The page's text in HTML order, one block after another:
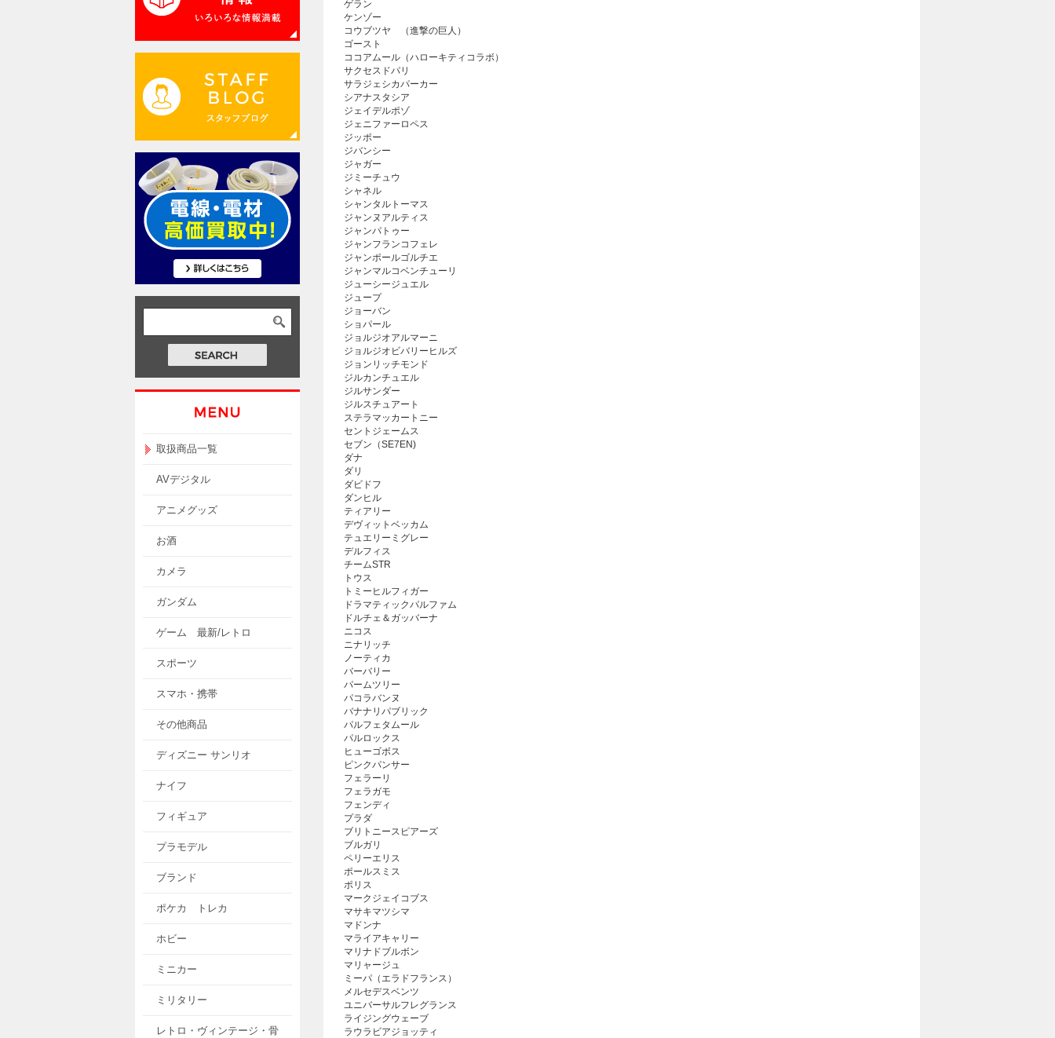
ゲラン
ケンゾー
コウブツヤ （進撃の巨人）
ゴースト
ココアムール（ハローキティコラボ）
サクセスドパリ
サラジェシカパーカー
シアナスタシア
ジェイデルポゾ
ジェニファーロペス
ジッポー
ジバンシー
ジャガー
ジミーチュウ
シャネル
シャンタルトーマス
ジャンヌアルティス
ジャンパトゥー
ジャンフランコフェレ
ジャンポールゴルチエ
ジャンマルコベンチューリ
ジューシージュエル
ジュープ
ジョーバン
ショパール
ジョルジオアルマーニ
ジョルジオビバリーヒルズ
ジョンリッチモンド
ジルカンチュエル
ジルサンダー
ジルスチュアート
ステラマッカートニー
セントジェームス
セブン（SE7EN)
ダナ
ダリ
ダビドフ
ダンヒル
ティアリー
デヴィットベッカム
テュエリーミグレー
デルフィス
チームSTR
トウス
トミーヒルフィガー
ドラマティックパルファム
ドルチェ＆ガッバーナ
ニコス
ニナリッチ
ノーティカ
バーバリー
パームツリー
パコラバンヌ
バナナリパブリック
パルフェタムール
パルロックス
ヒューゴボス
ピンクパンサー
フェラーリ
フェラガモ
フェンディ
プラダ
ブリトニースピアーズ
ブルガリ
ペリーエリス
ポールスミス
ポリス
マークジェイコブス
マサキマツシマ
マドンナ
マライアキャリー
マリナドブルボン
マリャージュ
ミーパ（エラドフランス）
メルセデスベンツ
ユニバーサルフレグランス
ライジングウェーブ
ラウラビアジョッティ
取扱商品一覧
AVデジタル
アニメグッズ
お酒
カメラ
ガンダム
ゲーム 最新/レトロ
スポーツ
スマホ・携帯
その他商品
ディズニー サンリオ
ナイフ
フィギュア
プラモデル
ブランド
ポケカ トレカ
ホビー
ミニカー
ミリタリー
レトロ・ヴィンテージ・骨